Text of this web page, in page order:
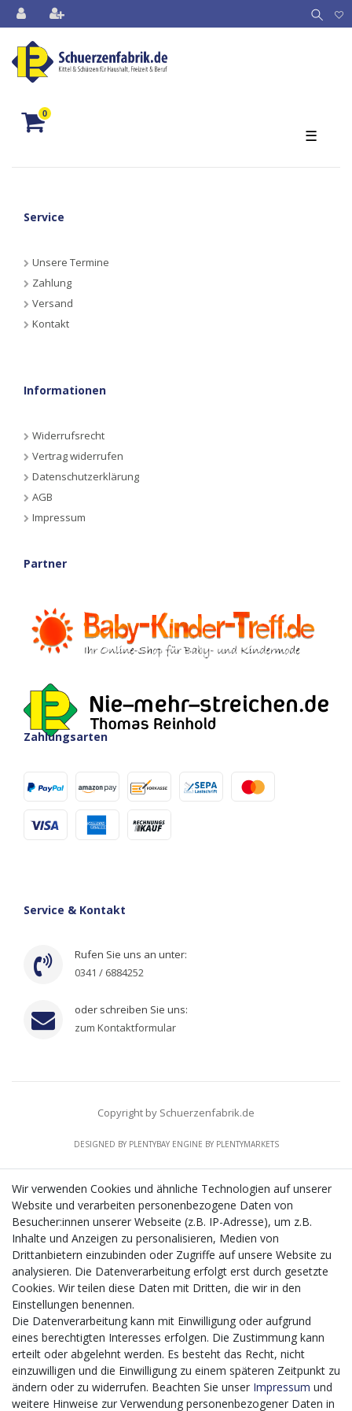
☰
0
Service
Unsere Termine
Zahlung
Versand
Kontakt
Informationen
Widerrufsrecht
Vertrag widerrufen
Datenschutzerklärung
AGB
Impressum
Partner
Zahlungsarten
Service & Kontakt
Rufen Sie uns an unter:
0341 / 6884252
oder schreiben Sie uns:
zum Kontaktformular
Copyright by Schuerzenfabrik.de
DESIGNED BY PLENTYBAYENGINE BY PLENTYMARKETS
CMS-Softwaresystems zur digitalen Optimierung
von Geschäftsprozessen
Mit dem vorgenannten Projekt, welches im Zeitraum vom
20.12.2023 bis zum 29.02.2024 im Rahmen des
Förderprogrammes Digitalisierung Zuschuss EFRE 2021
bis 2027 umgesetzt wird, möchten wir in die Anschaffung
eines Content-Management-Systems (CMS-
Softwaresystem) investieren, um unseren Online-Shop
künftig selbst verwalten zu können. Diese Software dient
der effizienteren gemeinschaftlichen Erstellung,
Bearbeitung, Organisation und Darstellung digitaler
Inhalte (Content) in unserem Unternehmen. Dies ist
Wir verwenden Cookies und ähnliche Technologien auf unserer
Website und verarbeiten personenbezogene Daten von
Besucher:innen unserer Webseite (z.B. IP-Adresse), um z.B.
Inhalte und Anzeigen zu personalisieren, Medien von
Drittanbietern einzubinden oder Zugriffe auf unsere Website zu
analysieren. Die Datenverarbeitung erfolgt erst durch gesetzte
Cookies. Wir teilen diese Daten mit Dritten, die wir in den
Einstellungen benennen.
Die Datenverarbeitung kann mit Einwilligung oder aufgrund
eines berechtigten Interesses erfolgen. Die Zustimmung kann
erteilt oder abgelehnt werden. Es besteht das Recht, nicht
einzuwilligen und die Einwilligung zu einem späteren Zeitpunkt zu
ändern oder zu widerrufen. Beachten Sie unser Impressum und
weitere Hinweise zur Verwendung personenbezogener Daten in